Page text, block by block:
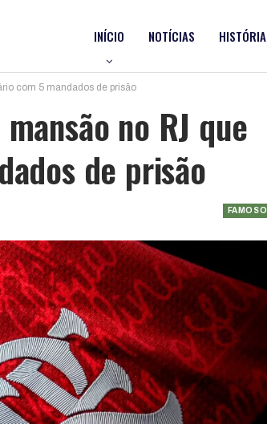
INÍCIO NOTÍCIAS HISTÓRIA
com 5 mandados de prisão
no RJ que
de prisão